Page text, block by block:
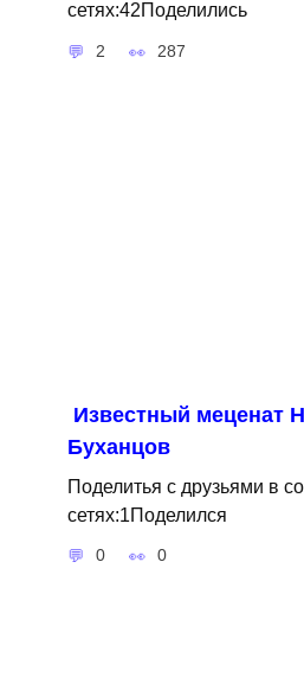
сетях:42Поделились
2 287
Известный меценат
Буханцов
Поделитья с друзьями в
сетях:1Поделился
0 0